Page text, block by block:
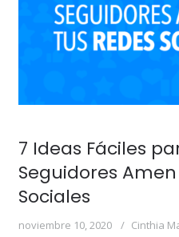
7 Ideas Fáciles
Seguidores Amen
Sociales
noviembre 10, 2020 Cinthia